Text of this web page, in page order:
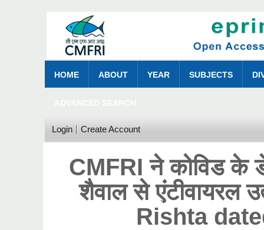
HOME ABOUT YEAR SUBJECTS
Login Create Account
CMFRI ने कोविड के
शैवाल से एंटीवायरल
Rishta